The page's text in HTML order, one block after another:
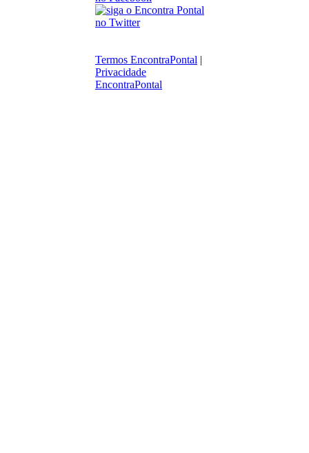
Termos EncontraPontal |
Privacidade
EncontraPontal